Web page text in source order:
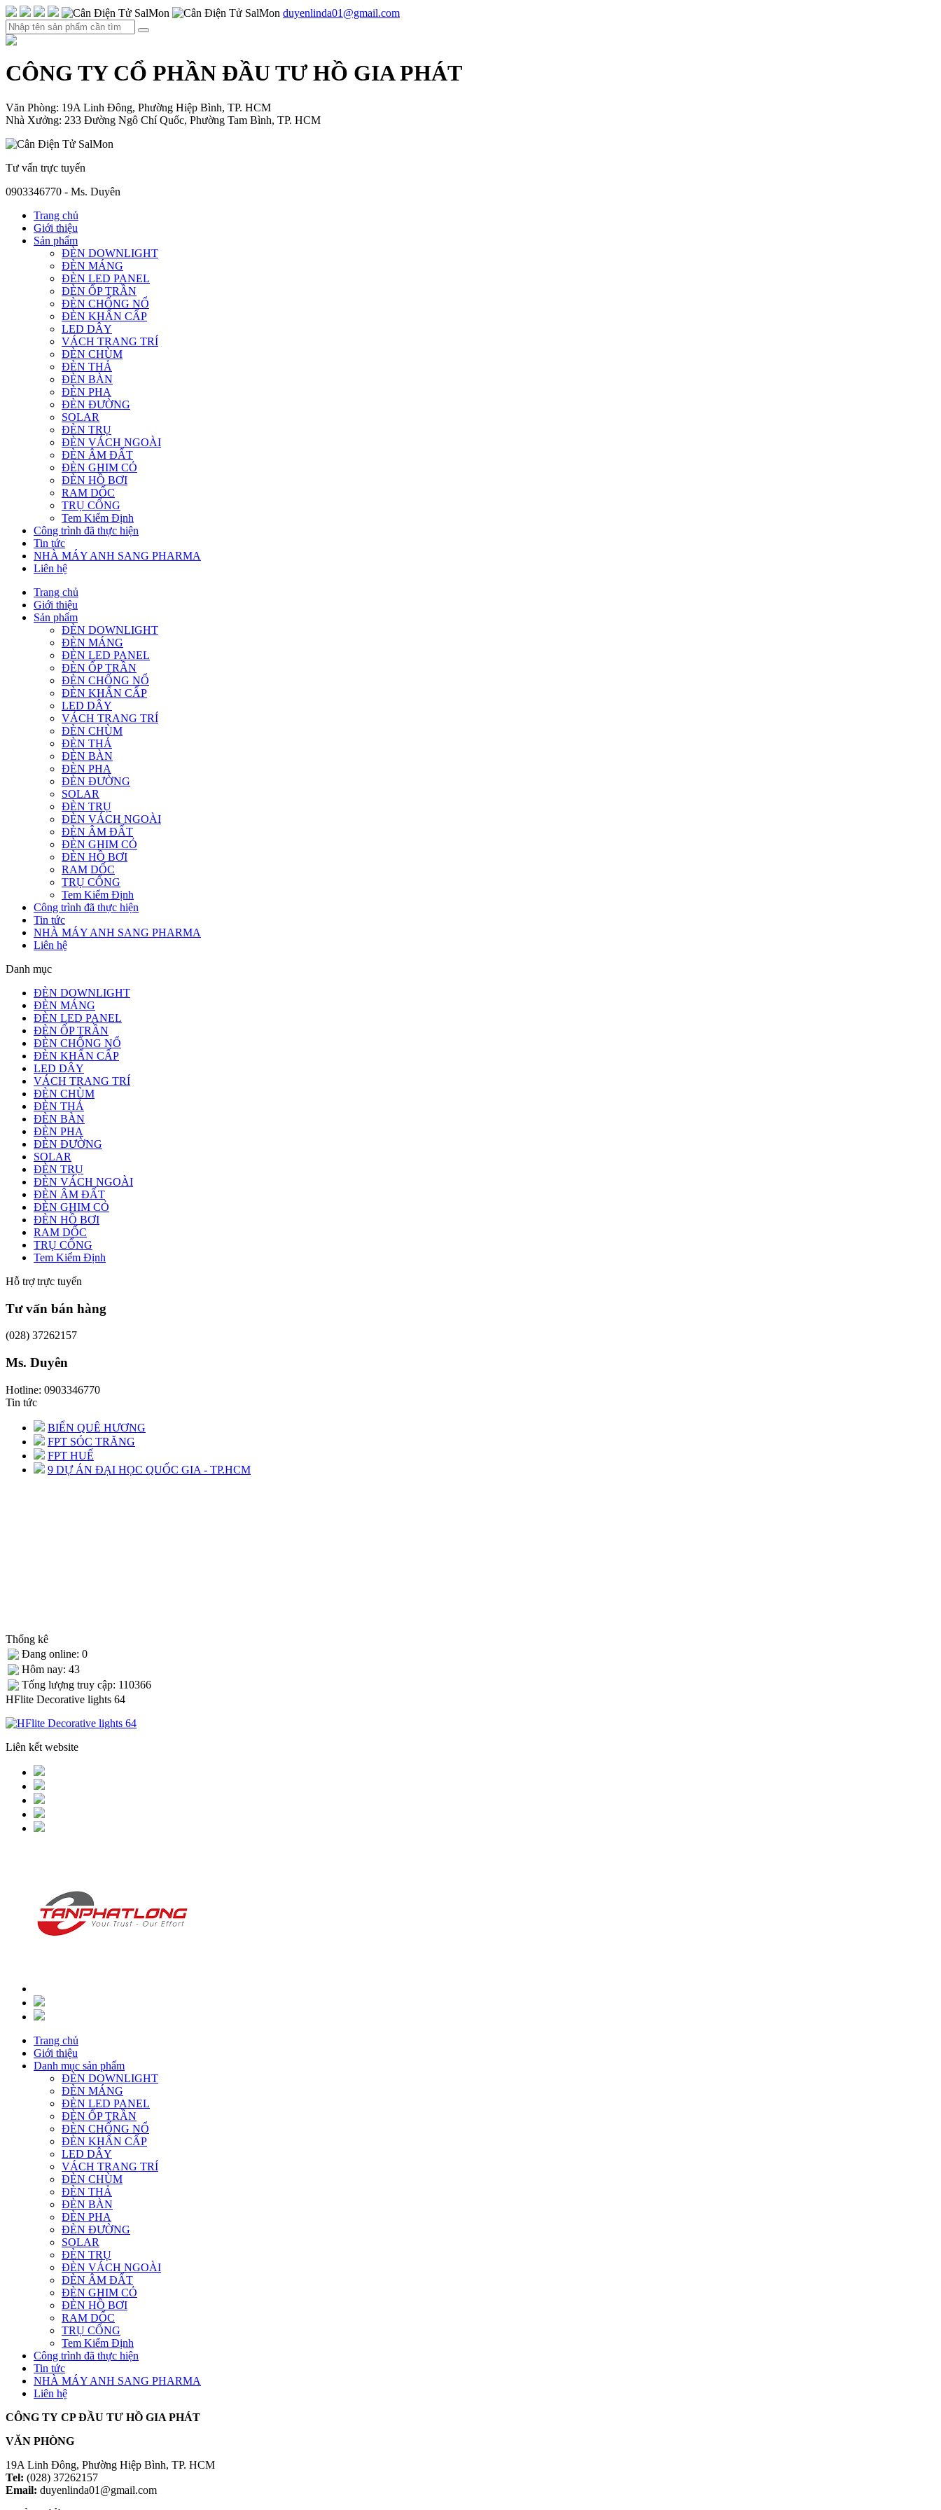
duyenlinda01@gmail.com
CÔNG TY CỔ PHẦN ĐẦU TƯ HỒ GIA PHÁT
Văn Phòng: 19A Linh Đông, Phường Hiệp Bình, TP. HCM
Nhà Xưởng: 233 Đường Ngô Chí Quốc, Phường Tam Bình, TP. HCM
Tư vấn trực tuyến
0903346770 - Ms. Duyên
Trang chủ
Giới thiệu
Sản phẩm
ĐÈN DOWNLIGHT
ĐÈN MÁNG
ĐÈN LED PANEL
ĐÈN ỐP TRẦN
ĐÈN CHỐNG NỔ
ĐÈN KHẨN CẤP
LED DÂY
VÁCH TRANG TRÍ
ĐÈN CHÙM
ĐÈN THẢ
ĐÈN BÀN
ĐÈN PHA
ĐÈN ĐƯỜNG
SOLAR
ĐÈN TRỤ
ĐÈN VÁCH NGOÀI
ĐÈN ÂM ĐẤT
ĐÈN GHIM CỎ
ĐÈN HỒ BƠI
RAM DỐC
TRỤ CỔNG
Tem Kiểm Định
Công trình đã thực hiện
Tin tức
NHÀ MÁY ANH SANG PHARMA
Liên hệ
Trang chủ
Giới thiệu
Sản phẩm
ĐÈN DOWNLIGHT
ĐÈN MÁNG
ĐÈN LED PANEL
ĐÈN ỐP TRẦN
ĐÈN CHỐNG NỔ
ĐÈN KHẨN CẤP
LED DÂY
VÁCH TRANG TRÍ
ĐÈN CHÙM
ĐÈN THẢ
ĐÈN BÀN
ĐÈN PHA
ĐÈN ĐƯỜNG
SOLAR
ĐÈN TRỤ
ĐÈN VÁCH NGOÀI
ĐÈN ÂM ĐẤT
ĐÈN GHIM CỎ
ĐÈN HỒ BƠI
RAM DỐC
TRỤ CỔNG
Tem Kiểm Định
Công trình đã thực hiện
Tin tức
NHÀ MÁY ANH SANG PHARMA
Liên hệ
Danh mục
ĐÈN DOWNLIGHT
ĐÈN MÁNG
ĐÈN LED PANEL
ĐÈN ỐP TRẦN
ĐÈN CHỐNG NỔ
ĐÈN KHẨN CẤP
LED DÂY
VÁCH TRANG TRÍ
ĐÈN CHÙM
ĐÈN THẢ
ĐÈN BÀN
ĐÈN PHA
ĐÈN ĐƯỜNG
SOLAR
ĐÈN TRỤ
ĐÈN VÁCH NGOÀI
ĐÈN ÂM ĐẤT
ĐÈN GHIM CỎ
ĐÈN HỒ BƠI
RAM DỐC
TRỤ CỔNG
Tem Kiểm Định
Hỗ trợ trực tuyến
Tư vấn bán hàng
(028) 37262157
Ms. Duyên
Hotline: 0903346770
Tin tức
BIỂN QUÊ HƯƠNG
FPT SÓC TRĂNG
FPT HUẾ
9 DỰ ÁN ĐẠI HỌC QUỐC GIA - TP.HCM
Thống kê
Đang online: 0
Hôm nay: 43
Tống lượng truy cập: 110366
HFlite Decorative lights 64
Liên kết website
Trang chủ
Giới thiệu
Danh mục sản phẩm
ĐÈN DOWNLIGHT
ĐÈN MÁNG
ĐÈN LED PANEL
ĐÈN ỐP TRẦN
ĐÈN CHỐNG NỔ
ĐÈN KHẨN CẤP
LED DÂY
VÁCH TRANG TRÍ
ĐÈN CHÙM
ĐÈN THẢ
ĐÈN BÀN
ĐÈN PHA
ĐÈN ĐƯỜNG
SOLAR
ĐÈN TRỤ
ĐÈN VÁCH NGOÀI
ĐÈN ÂM ĐẤT
ĐÈN GHIM CỎ
ĐÈN HỒ BƠI
RAM DỐC
TRỤ CỔNG
Tem Kiểm Định
Công trình đã thực hiện
Tin tức
NHÀ MÁY ANH SANG PHARMA
Liên hệ
CÔNG TY CP ĐẦU TƯ HỒ GIA PHÁT
VĂN PHÒNG
19A Linh Đông, Phường Hiệp Bình, TP. HCM
Tel: (028) 37262157
Email: duyenlinda01@gmail.com